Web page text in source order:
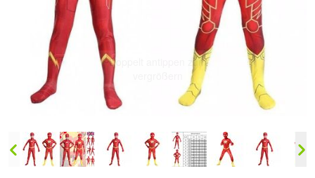
Doppelt antippen zum